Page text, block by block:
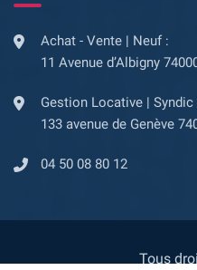
Achat - Vente | Neuf :
11 Avenue d’Albigny
Gestion Locative |
133 avenue de Genève
04 50 08 80 12
Tous